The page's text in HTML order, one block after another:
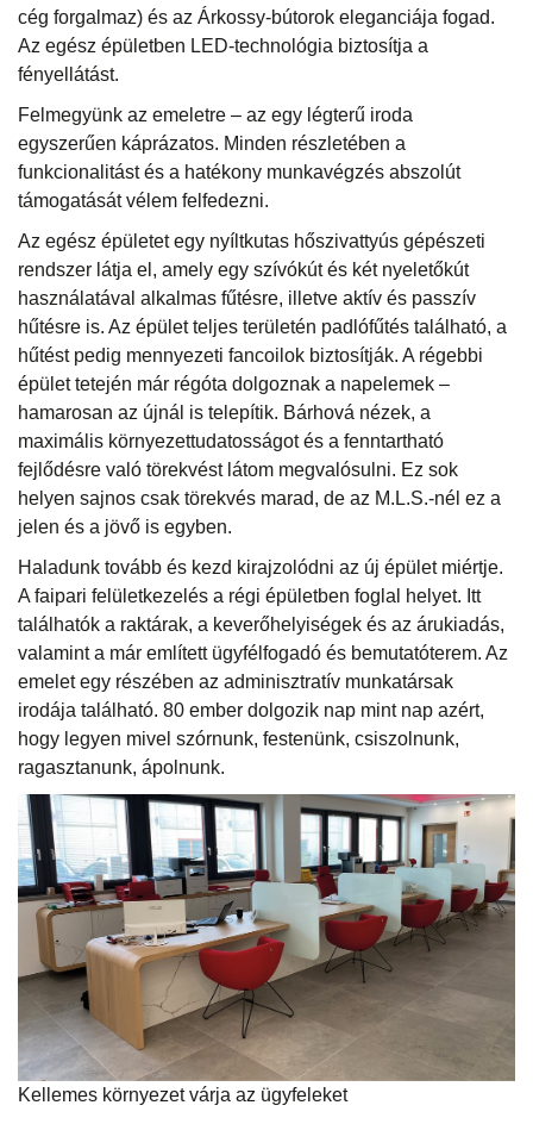
cég forgalmaz) és az Árkossy-bútorok eleganciája fogad.
Az egész épületben LED-technológia biztosítja a
fényellátást.
Felmegyünk az emeletre – az egy légterű iroda
egyszerűen káprázatos. Minden részletében a
funkcionalitást és a hatékony munkavégzés abszolút
támogatását vélem felfedezni.
Az egész épületet egy nyíltkutas hőszivattyús gépészeti
rendszer látja el, amely egy szívókút és két nyeletőkút
használatával alkalmas fűtésre, illetve aktív és passzív
hűtésre is. Az épület teljes területén padlófűtés található, a
hűtést pedig mennyezeti fancoilok biztosítják. A régebbi
épület tetején már régóta dolgoznak a napelemek –
hamarosan az újnál is telepítik. Bárhová nézek, a
maximális környezettudatosságot és a fenntartható
fejlődésre való törekvést látom megvalósulni. Ez sok
helyen sajnos csak törekvés marad, de az M.L.S.-nél ez a
jelen és a jövő is egyben.
Haladunk tovább és kezd kirajzolódni az új épület miértje.
A faipari felületkezelés a régi épületben foglal helyet. Itt
találhatók a raktárak, a keverőhelyiségek és az árukiadás,
valamint a már említett ügyfélfogadó és bemutatóterem. Az
emelet egy részében az adminisztratív munkatársak
irodája található. 80 ember dolgozik nap mint nap azért,
hogy legyen mivel szórnunk, festenünk, csiszolnunk,
ragasztanunk, ápolnunk.
Kellemes környezet várja az ügyfeleket